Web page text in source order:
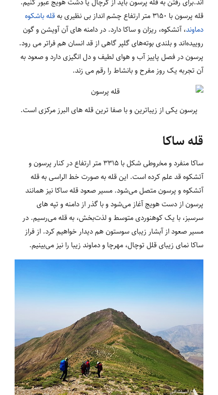
قله پرسون با 3150 متر ارتفاع چشم انداز بی نظیری به
قله باشکوه
دماوند، آتشکوه، ریزان و ساکا دارد. در دامنه های آن آویشن و گون
روییده‌اند و بلندی بوته‌های گلپر گاهی از قد انسان هم فراتر می رود.
پرسون در فصل پاییز آب و هوای لطیف و دل انگیزی دارد و صعود به
آن تجربه یک روز مفرح و بانشاط را رقم می زند.
پرسون یکی از زیباترین و با صفا ترین قله های البرز مرکزی است.
قله ساکا
ساکا منفرد و مخروطی شکل با 3315 متر ارتفاع در کنار پرسون و
آتشکوه قد علم کرده است. این قله به صورت خط الراسی به قله
آتشکوه و پرسون متصل می‌شود. مسیر صعود قله ساکا نیز همانند
پرسون از دست هویج آغاز می‌شود و با گذر از دامنه و تپه های
سرسبز، با یک کوهنوردی متوسط و لذت‌بخش، به قله می‌رسیم. در
مسیر صعود از آبشار زیبای سوستون هم دیدار خواهیم کرد. از فراز
ساکا نمای زیبای قلل توچال، مهرچا و دماوند زیبا را نیز می‌بینیم.